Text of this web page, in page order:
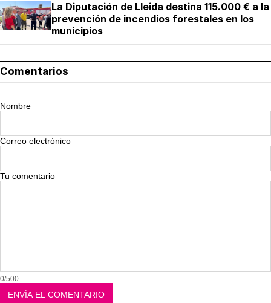
La Diputación de Lleida destina 115.000 € a la
prevención de incendios forestales en los
municipios
Comentarios
Nombre
Correo electrónico
Tu comentario
0/500